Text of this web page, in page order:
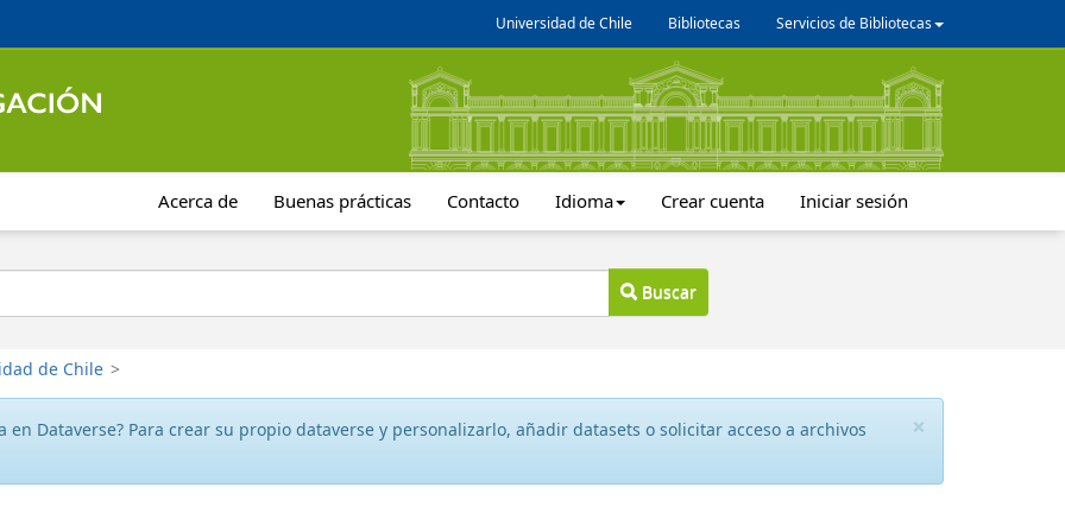
Universidad de Chile Bibliotecas Servicios de Bibliotecas
Acerca de Buenas prácticas Contacto Idioma Crear cuenta Iniciar sesión
Buscar
de Chile >
×
en Dataverse? Para crear su propio dataverse y personalizarlo, añadir datasets o solicitar acceso a archivos